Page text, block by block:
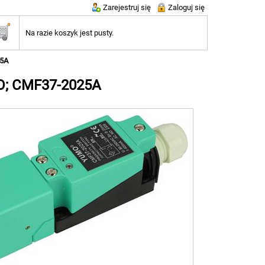
Zarejestruj się Zaloguj się
Na razie koszyk jest pusty.
CMF37-2025A